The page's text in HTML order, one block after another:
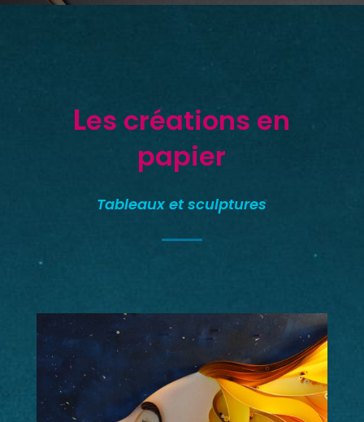
Les créations en
papier
Tableaux et sculptures